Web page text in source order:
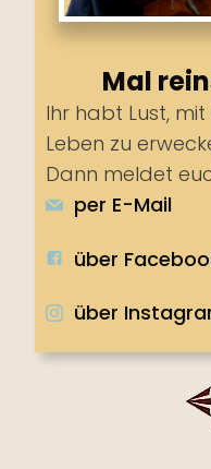
Mal
Ihr habt Lust,
Leben zu
Dann meldet
per E-Mail
über
über